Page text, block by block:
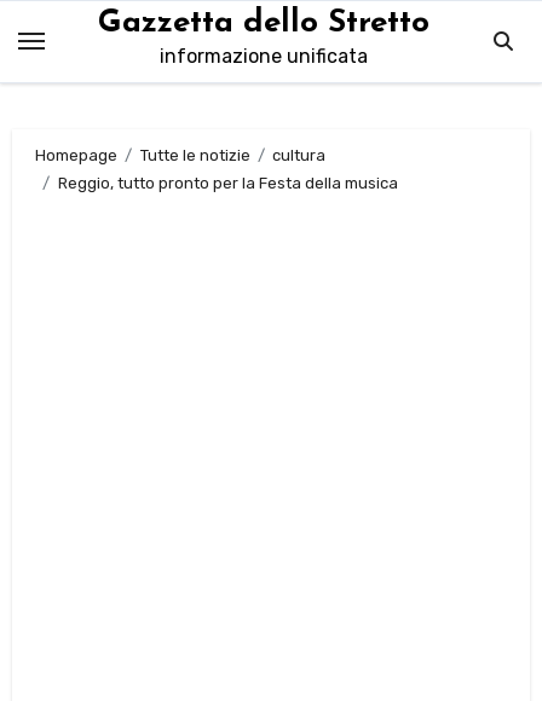
contenuto
Gazzetta dello Stretto
informazione unificata
Homepage Tutte le notizie
cultura
Reggio, tutto pronto per la Festa della musica